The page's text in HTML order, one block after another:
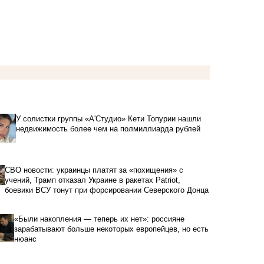
У солистки группы «А'Студио» Кети Топурии нашли
недвижимость более чем на полмиллиарда рублей
СВО новости: украинцы платят за «похищения» с
учений, Трамп отказал Украине в ракетах Patriot,
боевики ВСУ тонут при форсировании Северского Донца
«Были накопления — теперь их нет»: россияне
зарабатывают больше некоторых европейцев, но есть
нюанс